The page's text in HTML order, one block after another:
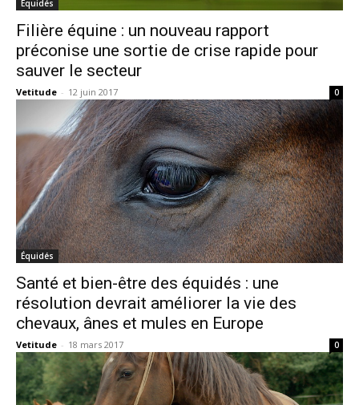
Équidés
Filière équine : un nouveau rapport
préconise une sortie de crise rapide pour
sauver le secteur
Vetitude - 12 juin 2017 0
Équidés
Santé et bien-être des équidés : une
résolution devrait améliorer la vie des
chevaux, ânes et mules en Europe
Vetitude - 18 mars 2017 0